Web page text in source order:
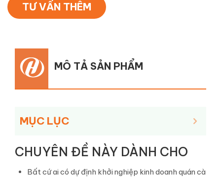
TƯ VẤN THÊM
MÔ TẢ SẢN PHẨM
MỤC LỤC
CHUYÊN ĐỀ NÀY DÀNH CHO
Bất cứ ai có dự định khởi nghiệp kinh doanh quán cà